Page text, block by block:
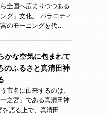
全国へ広まりつつある
ング」文化。 バラエティ
のモーニングを代…
な空気に包まれて
のふるさと真清田神
市名に由来するのは、
一之宮」である真清田神
を語る上で、真清田…